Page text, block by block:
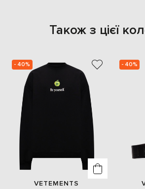
Також з цієї
- 40%
VETEMENTS
- 40%